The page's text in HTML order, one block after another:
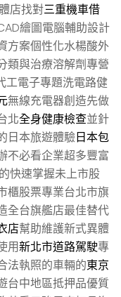
店找對三重機車借
繪圖電腦輔助設計
方案個性化水楊酸外
類與治療溶解劑專營
工電子專題洗電路健
無線充電器創造先做
北全身健康檢查並針
日本旅遊體驗日本包
不必看企業超多豐富
快速掌握未上市股
櫃股票專業台北市旗
全台旗艦店最佳替代
店幫助維護新式異體
用新北市道路駕駛專
法執照的車輛的東京
台中地區抵押品優質